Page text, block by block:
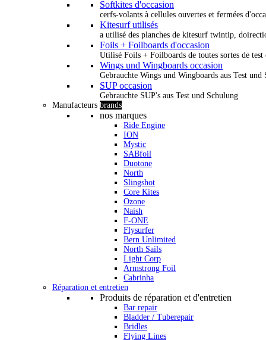
Softkites d'occasion
cerfs-volants à cellules ouvertes et fermées
Kitesurf utilisés
a utilisé des planches de kitesurf twintip,
Foils + Foilboards d'occasion
Utilisé Foils + Foilboards de toutes sortes de test
Wings und Wingboards occasion
Gebrauchte Wings und Wingboards aus Test und
SUP occasion
Gebrauchte SUP's aus Test und Schulung
Manufacteurs brands
nos marques
Ride Engine
ION
Mystic
SABfoil
Duotone
North
Slingshot
Core Kites
Ozone
Naish
F-ONE
Flysurfer
Bern Unlimited
North Sails
Light Corp
Armstrong Foil
Cabrinha
Réparation et entretien
Produits de réparation et d'entretien
Bar repair
Bladder / Tuberepair
Bridles
Flying Lines